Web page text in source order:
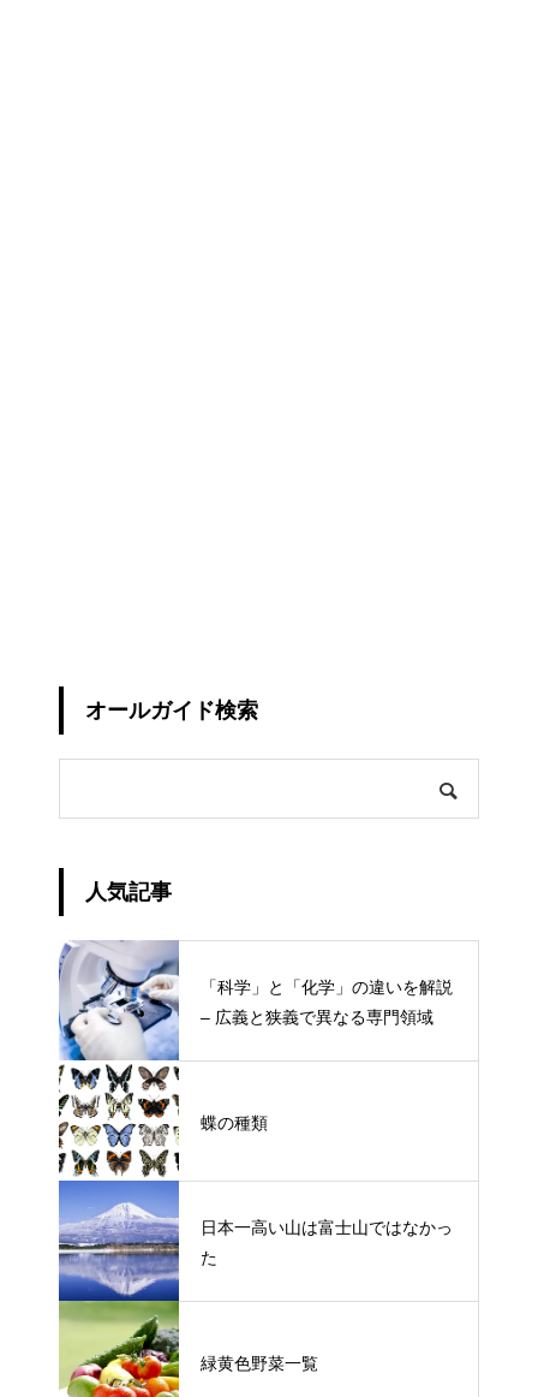
オールガイド検索
人気記事
「科学」と「化学」の違いを解説
– 広義と狭義で異なる専門領域
蝶の種類
日本一高い山は富士山ではなかっ
た
緑黄色野菜一覧